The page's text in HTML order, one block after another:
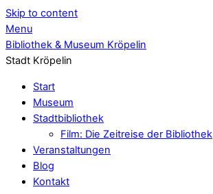
Skip to content
Menu
Bibliothek & Museum Kröpelin
Stadt Kröpelin
Start
Museum
Stadtbibliothek
Film: Die Zeitreise der Bibliothek
Veranstaltungen
Blog
Kontakt